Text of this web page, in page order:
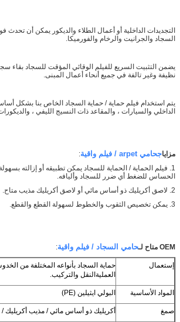
اترك رسالة
التجديدات الداخلية أو أعمال الطلاء والديكور يمكن أن
السجاد والجرانيت والرخام والفورميكا.
يضمن التثبيت السريع للفيلم الوقائي المؤقت للسجاد بقاء
نظيفة وغير تالفة في جميع أنحاء أعمال المبنى.
يتم استخدام فيلم حماية / حماية السجاد الخاص بنا بشكل
الداخلي والسيارات ، والمقاعد ذات النسيج الليفي ،
مزاياجحامي arpet / فيلم واقية
:
1. فيلم الحماية / الحماية للسجاد يمكن تطبيقه أو إزالته
الحساس للضغط أي ضرر للسجاد وأليافه.
2. لاصق أكريليك ذو أساس مائي أو لاصق أكريليك مذيب متاح.
3. يمكن تخصيص الثقوب والخطوط لسهولة القطع والقطع.
OEM متاح لـ حامي السجاد / فيلم واقية:
إستعمال
حماية السجاد بأنواعه المختلفة من
العمليةالنقل والتركيب.
المواد الأساسية البولي ايثيلين (PE)
صمغ أكريليك ذو أساس مائي / مذيب